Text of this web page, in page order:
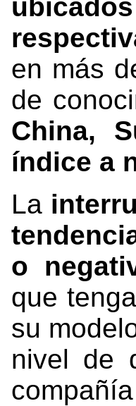
en más
de
China,
índice a
La
o
que
su
nivel de